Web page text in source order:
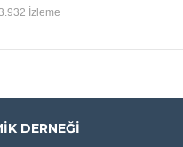
İzleme
DERNEĞI